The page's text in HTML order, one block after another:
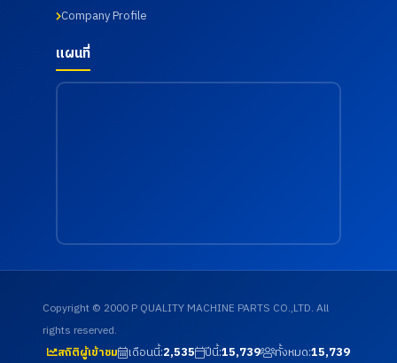
Company Profile
แผนที่
Copyright © 2000 P QUALITY MACHINE PARTS CO.,LTD. All
rights reserved.
สถิติผู้เข้าชม
เดือนนี้:2,535 ปีนี้:15,739 ทั้งหมด:15,739